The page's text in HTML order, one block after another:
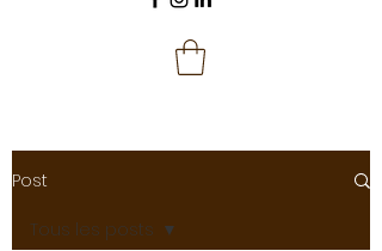
Post
Tous les posts